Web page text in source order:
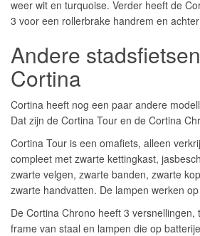
weer wit en turquoise. Verder heeft de
3 voor een rollerbrake handrem en
Andere
Cortina
Cortina heeft nog een paar andere
Dat zijn de Cortina Tour en de Cortina
Cortina Tour is een omafiets, alleen
compleet met zwarte kettingkast,
zwarte velgen, zwarte banden, zwarte
zwarte handvatten. De lampen werken
De Cortina Chrono heeft 3 versnellingen,
frame van staal en lampen die op